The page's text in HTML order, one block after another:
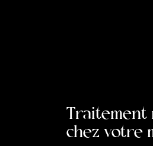
Traitement
chez votre